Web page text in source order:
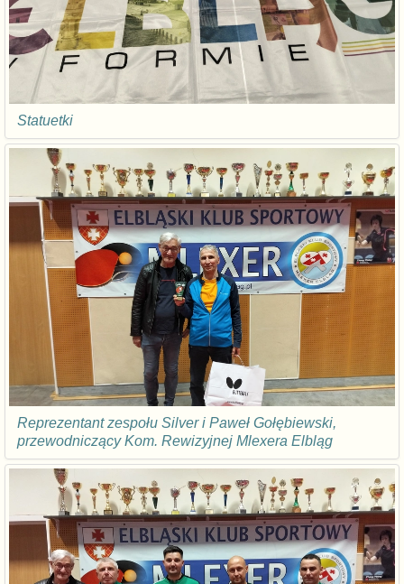
Statuetki
Reprezentant zespołu Silver i Paweł Gołębiewski,
przewodniczący Kom. Rewizyjnej Mlexera Elbląg